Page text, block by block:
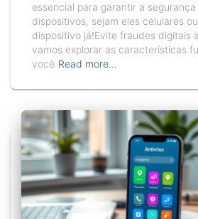
essencial para garantir a
dispositivos, sejam eles celulares
dispositivo já!Evite fraudes digitais
vamos explorar as características
você Read more…